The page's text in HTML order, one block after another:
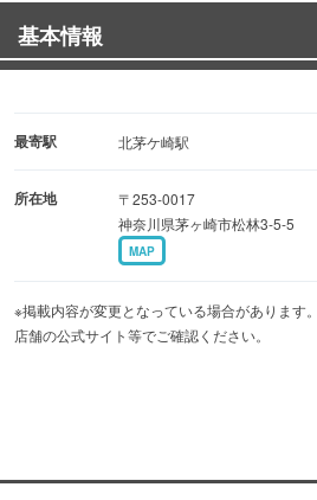
基本情報
最寄駅 北茅ケ崎駅
所在地
〒253-0017
神奈川県茅ヶ崎市松林3-5-5
MAP
※掲載内容が変更となっている場合があります
店舗の公式サイト等でご確認ください。